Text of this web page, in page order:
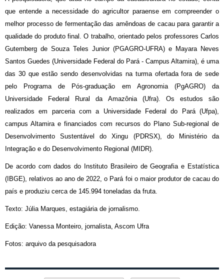
que entende a necessidade do agricultor paraense em compreender o
melhor processo de fermentação das amêndoas de cacau para garantir a
qualidade do produto final. O trabalho, orientado pelos professores Carlos
Gutemberg de Souza Teles Junior (PGAGRO-UFRA) e Mayara Neves
Santos Guedes (Universidade Federal do Pará - Campus Altamira), é uma
das 30 que estão sendo desenvolvidas na turma ofertada fora de sede
pelo Programa de Pós-graduação em Agronomia (PgAGRO) da
Universidade Federal Rural da Amazônia (Ufra). Os estudos são
realizados em parceria com a Universidade Federal do Pará (Ufpa),
campus Altamira e financiados com recursos do Plano Sub-regional de
Desenvolvimento Sustentável do Xingu (PDRSX), do Ministério da
Integração e do Desenvolvimento Regional (MIDR).
De acordo com dados do Instituto Brasileiro de Geografia e Estatística
(IBGE), relativos ao ano de 2022, o Pará foi o maior produtor de cacau do
país e produziu cerca de 145.994 toneladas da fruta.
Texto: Júlia Marques, estagiária de jornalismo.
Edição: Vanessa Monteiro, jornalista, Ascom Ufra
Fotos: arquivo da pesquisadora